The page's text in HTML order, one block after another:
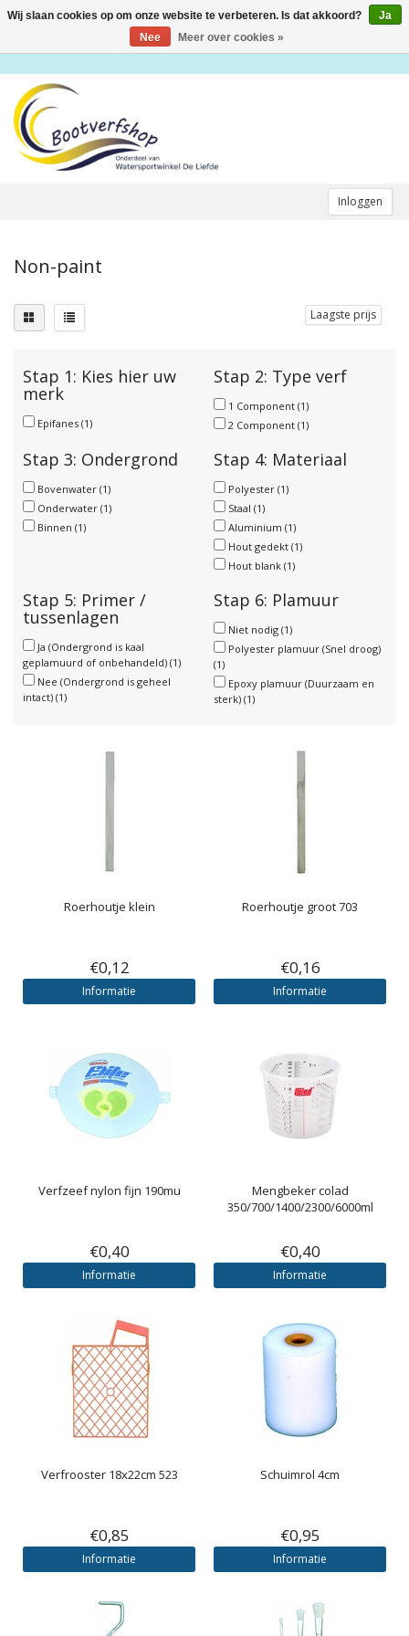
Inloggen
Toggle
Non-paint
Laagste prijs
Stap 1: Kies hier uw
merk
Epifanes (1)
Stap 2: Type verf
1 Component (1)
2 Component (1)
Stap 3: Ondergrond
Bovenwater (1)
Onderwater (1)
Binnen (1)
Stap 4: Materiaal
Polyester (1)
Staal (1)
Aluminium (1)
Hout gedekt (1)
Hout blank (1)
Stap 5: Primer /
tussenlagen
Ja (Ondergrond is kaal
geplamuurd of onbehandeld) (1)
Nee (Ondergrond is geheel
intact) (1)
Stap 6: Plamuur
Niet nodig (1)
Polyester plamuur (Snel droog)
(1)
Epoxy plamuur (Duurzaam en
sterk) (1)
Roerhoutje klein
€0,12
Informatie
Roerhoutje groot 703
€0,16
Informatie
Verfzeef nylon fijn 190mu
€0,40
Informatie
Mengbeker colad
350/700/1400/2300/6000ml
€0,40
Informatie
Verfrooster 18x22cm 523
€0,85
Informatie
Schuimrol 4cm
€0,95
Informatie
Wij slaan cookies op om onze website te verbeteren. Is dat akkoord?
Ja
Nee
Meer over cookies »